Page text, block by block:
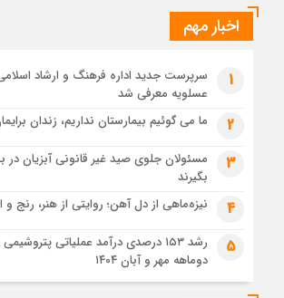
1 ماه قبل
دادستان بوشهر: تسری منطقه آزاد به بافت
1 ماه قبل
زابل و بندر دیر در فهرست داغ‌ترین نقاط
زیر آتش تابستان
اخبار مهم
1
سرپرست جدید اداره فرهنگ و ارشاد
عسلویه معرفی شد
2 ما می گوئیم بیمارستان نداریم، زندان
3
مسئولان جلوی صید غیر قانونی آبزیان
بگیرند
4 نیزه‌ماهی از دل آهن؛ روایتی از هنر، رنج و
5
رشد ۱۵۳ درصدی درآمد عملیاتی
دوماهه مهر و آبان ۱۴۰۴